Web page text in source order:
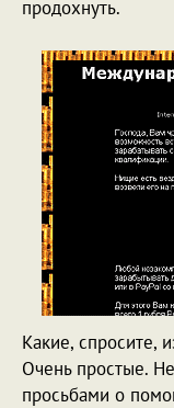
продохнуть.
Какие, спросите,
Очень простые.
просьбами о